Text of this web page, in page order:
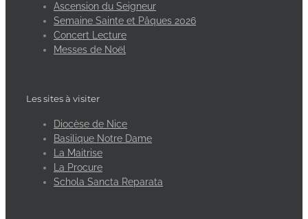
Ascension du Seigneur
Semaine Sainte et Pâques 2026
Concert Lecture
Messes de Noël
Les sites à visiter
Diocèse de Nice
Basilique Notre Dame
La Maitrise
La Procure
Schola Sancta Reparata